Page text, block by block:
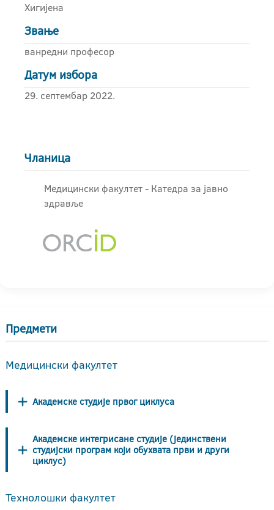
Хигијена
Звање
ванредни професор
Датум избора
29. септембар 2022.
Чланица
Медицински факултет - Катедра за јавно
здравље
Предмети
Медицински факултет
Академске студије првог циклуса
Академске интегрисане студије (јединствени
студијски програм који обухвата први и други
циклус)
Технолошки факултет